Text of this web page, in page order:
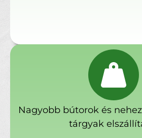
Nagyobb bútorok és
tárgyak